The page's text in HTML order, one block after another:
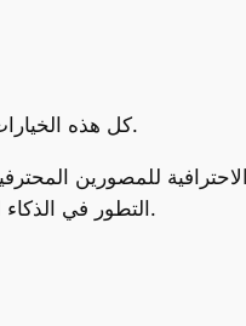
كل هذه الخيارات تساعدك على تحويل هاتفك إلى أداة تصوير احترافية تناسب ذوقك وأسلوبك الفريد.
للمصورين
التطور في الذكاء الاصطناعي ومعالجة الصور، أصبح بالإمكان التقاط صور مذهلة دون أي معدات إضافية.